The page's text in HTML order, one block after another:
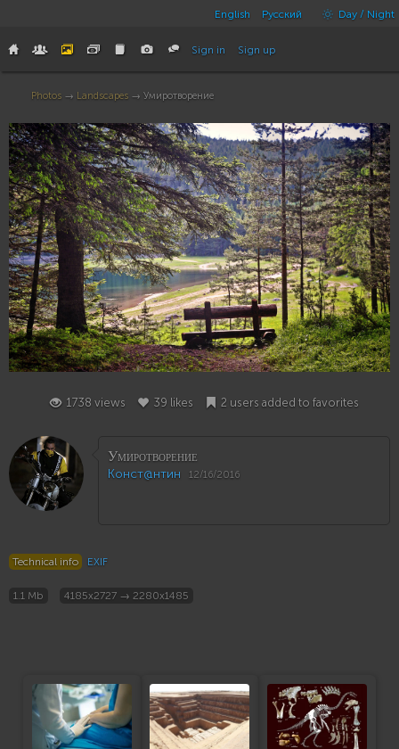
English Русский Day / Night
Sign in Sign up
Photos → Landscapes → Умиротворение
39
1738 views 39 likes 2 users added to favorites
Умиротворение
Конст@нтин 12/16/2016
Technical info EXIF
1.1 Mb 4185x2727 → 2280x1485